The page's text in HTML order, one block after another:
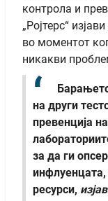
контрола и
„Ројтерс“
во моментот
никакви
на други
превенција
за да ги
ресурси,